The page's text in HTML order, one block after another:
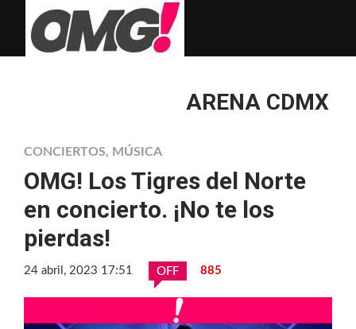
ARENA CDMX
CONCIERTOS, MÚSICA
OMG! Los Tigres del Norte
en concierto. ¡No te los
pierdas!
24 abril, 2023 17:51 OFF 885